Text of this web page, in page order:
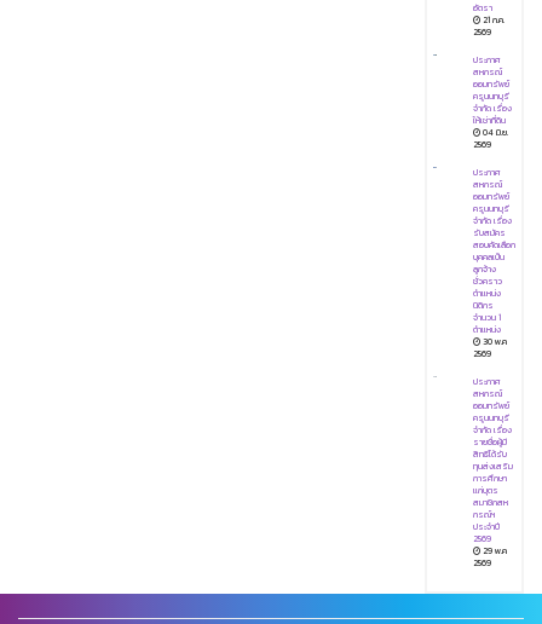
อัตรา
21 ก.ค.
2569
ประกาศ
สหกรณ์
ออมทรัพย์
ครูนนทบุรี
จำกัด เรื่อง
ให้เช่าที่ดิน
04 มิ.ย.
2569
ประกาศ
สหกรณ์
ออมทรัพย์
ครูนนทบุรี
จำกัด เรื่อง
รับสมัคร
สอบคัดเลือก
บุคคลเป็น
ลูกจ้าง
ชั่วคราว
ตำแหน่ง
นิติกร
จำนวน 1
ตำแหน่ง
30 พ.ค
2569
ประกาศ
สหกรณ์
ออมทรัพย์
ครูนนทบุรี
จำกัด เรื่อง
รายชื่อผู้มี
สิทธิได้รับ
ทุนส่งเสริม
การศึกษา
แก่บุตร
สมาชิกสห
กรณ์ฯ
ประจำปี
2569
29 พ.ค
2569